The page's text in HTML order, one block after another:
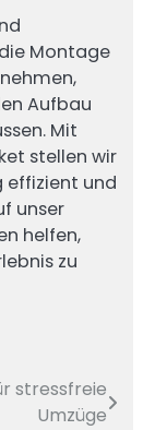
Montage
Aufbau
Mit
stellen wir
effizient und
unser
helfen,
zu
stressfreie
Umzüge